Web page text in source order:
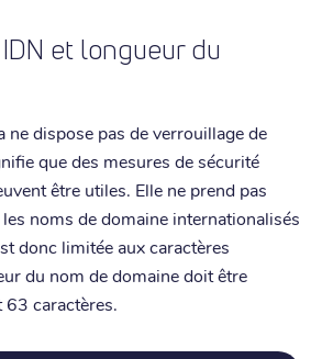
et longueur du
ne dispose pas de verrouillage de
que des mesures de sécurité
être utiles. Elle ne prend pas
noms de domaine internationalisés
donc limitée aux caractères
du nom de domaine doit être
caractères.